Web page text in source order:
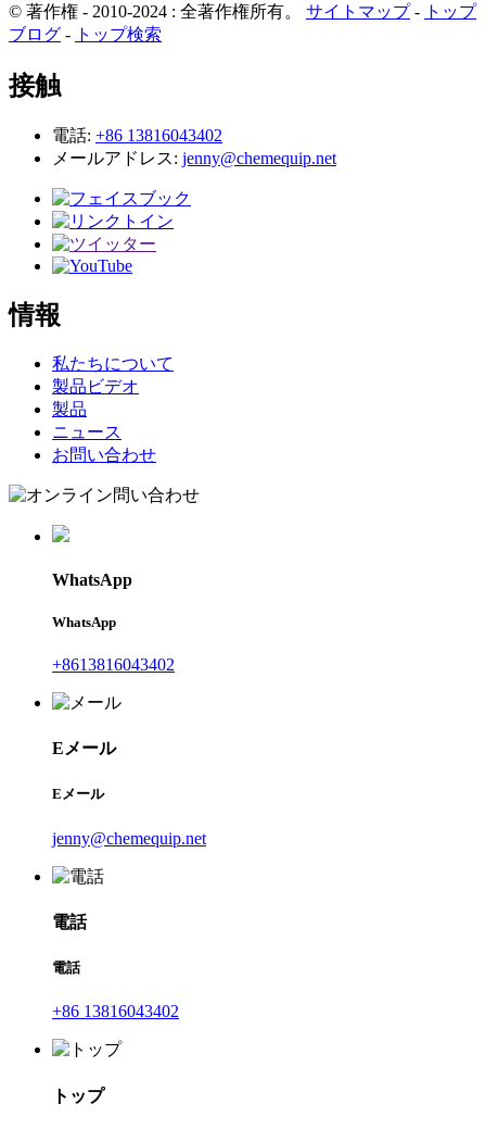
© 著作権 - 2010-2024 : 全著作権所有。 サイトマップ- トップ
ブログ - トップ検索
接触
電話: +86 13816043402
メールアドレス: jenny@chemequip.net
情報
私たちについて
製品ビデオ
製品
ニュース
お問い合わせ
WhatsApp
WhatsApp
+8613816043402
Eメール
Eメール
jenny@chemequip.net
電話
電話
+86 13816043402
トップ